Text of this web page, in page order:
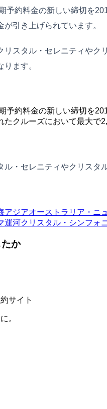
予約料金の新しい締切を
引き上げられています。
リスタル・セレニティや
ます。
予約料金の新しい締切を
クルーズにおいて最大
・セレニティやクリスタ
アジアオーストラリア・ニ
運河クリスタル・シンフォ
か
サイト
。